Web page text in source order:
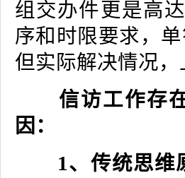
组交办件更是高
序和时限要求，
但实际解决情况
信访工作存在
因：
1、传统思维